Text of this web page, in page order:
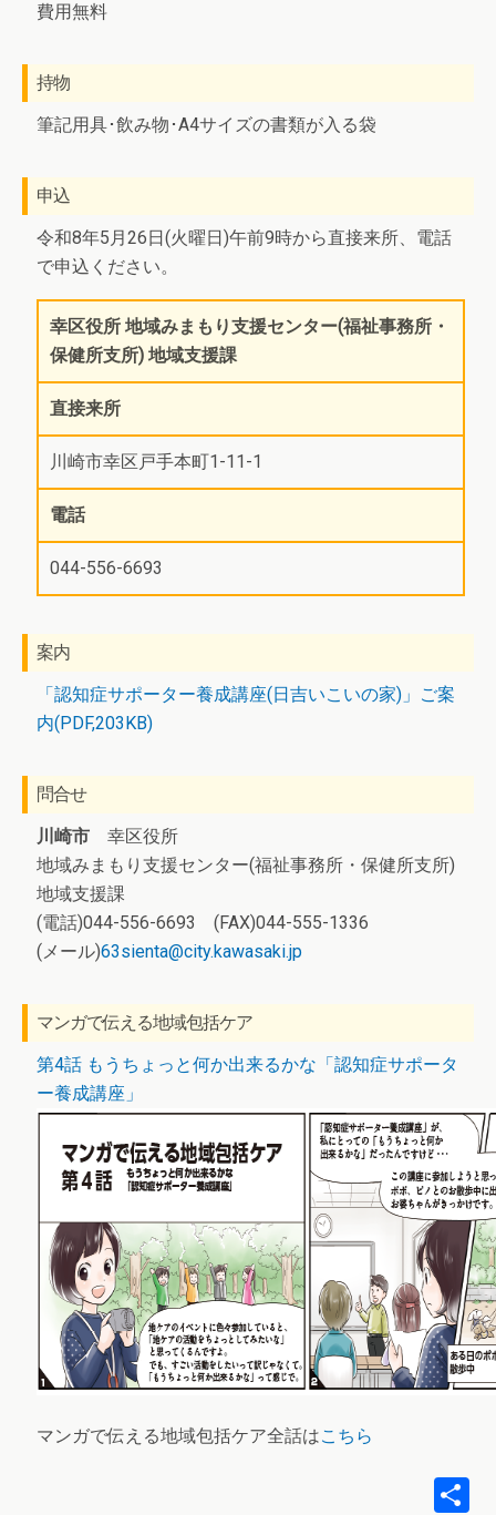
費用無料
持物
筆記用具･飲み物･A4サイズの書類が入る袋
申込
令和8年5月26日(火曜日)午前9時から直接来所、電話
で申込ください。
幸区役所 地域みまもり支援センター(福祉事務所・
保健所支所) 地域支援課
直接来所
川崎市幸区戸手本町1-11-1
電話
044-556-6693
案内
「認知症サポーター養成講座(日吉いこいの家)」ご案
内(PDF,203KB)
問合せ
川崎市 幸区役所
地域みまもり支援センター(福祉事務所・保健所支所)
地域支援課
(電話)044-556-6693 (FAX)044-555-1336
(メール)63sienta@city.kawasaki.jp
マンガで伝える地域包括ケア
第4話 もうちょっと何か出来るかな「認知症サポータ
ー養成講座」
マンガで伝える地域包括ケア全話はこちら